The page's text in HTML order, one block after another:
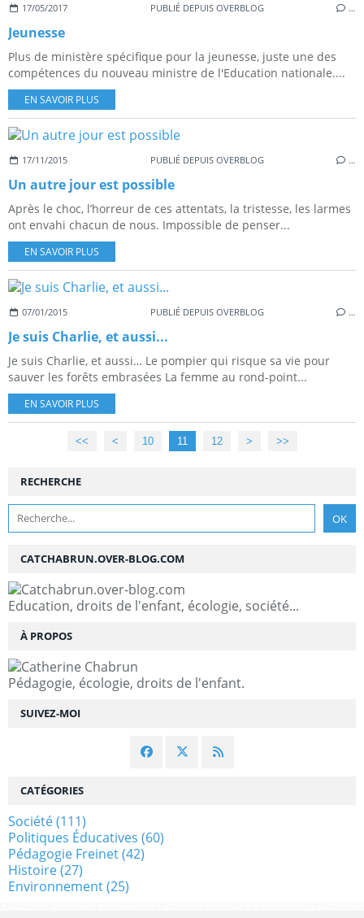
17/05/2017 PUBLIÉ DEPUIS OVERBLOG …
Jeunesse
Plus de ministère spécifique pour la jeunesse, juste une des
compétences du nouveau ministre de l'Education nationale....
EN SAVOIR PLUS
17/11/2015 PUBLIÉ DEPUIS OVERBLOG …
Un autre jour est possible
Après le choc, l’horreur de ces attentats, la tristesse, les larmes
ont envahi chacun de nous. Impossible de penser...
EN SAVOIR PLUS
07/01/2015 PUBLIÉ DEPUIS OVERBLOG …
Je suis Charlie, et aussi...
Je suis Charlie, et aussi… Le pompier qui risque sa vie pour
sauver les forêts embrasées La femme au rond-point...
EN SAVOIR PLUS
<< < 10 11 12 > >>
SUIVEZ-MOI
RECHERCHE
CATCHABRUN.OVER-BLOG.COM
Education, droits de l'enfant, écologie, société...
À PROPOS
Pédagogie, écologie, droits de l'enfant.
CATÉGORIES
Société(111)
Politiques Éducatives (60)
Pédagogie Freinet(42)
Histoire(27)
Environnement(25)